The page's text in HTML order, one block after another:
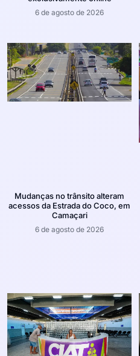
6 de agosto de 2026
Mudanças no trânsito alteram
acessos da Estrada do Coco, em
Camaçari
6 de agosto de 2026